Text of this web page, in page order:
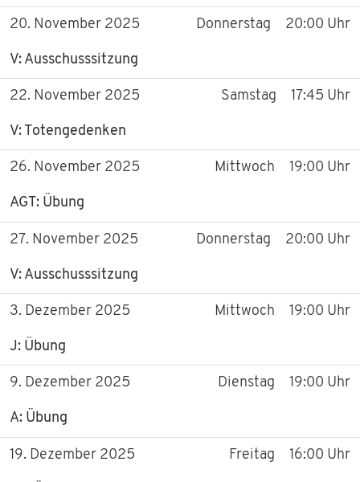
20. November 2025
V: Ausschusssitzung
Donnerstag 20:00 Uhr
22. November 2025
V: Totengedenken
Samstag 17:45 Uhr
26. November 2025
AGT: Übung
Mittwoch 19:00 Uhr
27. November 2025
V: Ausschusssitzung
Donnerstag 20:00 Uhr
3. Dezember 2025
J: Übung
Mittwoch 19:00 Uhr
9. Dezember 2025
A: Übung
Dienstag 19:00 Uhr
19. Dezember 2025 Freitag 16:00 Uhr